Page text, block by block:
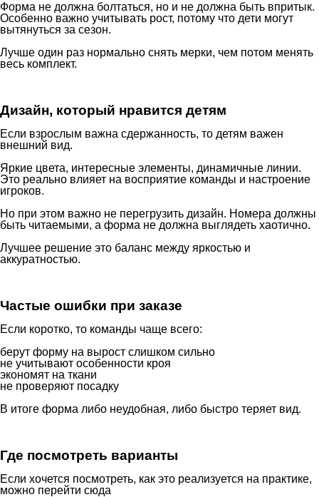
Форма не должна болтаться, но и не должна быть впритык.
Особенно важно учитывать рост, потому что дети могут
вытянуться за сезон.
Лучше один раз нормально снять мерки, чем потом менять
весь комплект.
Дизайн, который нравится детям
Если взрослым важна сдержанность, то детям важен
внешний вид.
Яркие цвета, интересные элементы, динамичные линии.
Это реально влияет на восприятие команды и настроение
игроков.
Но при этом важно не перегрузить дизайн. Номера должны
быть читаемыми, а форма не должна выглядеть хаотично.
Лучшее решение это баланс между яркостью и
аккуратностью.
Частые ошибки при заказе
Если коротко, то команды чаще всего:
берут форму на вырост слишком сильно
не учитывают особенности кроя
экономят на ткани
не проверяют посадку
В итоге форма либо неудобная, либо быстро теряет вид.
Где посмотреть варианты
Если хочется посмотреть, как это реализуется на практике,
можно перейти сюда